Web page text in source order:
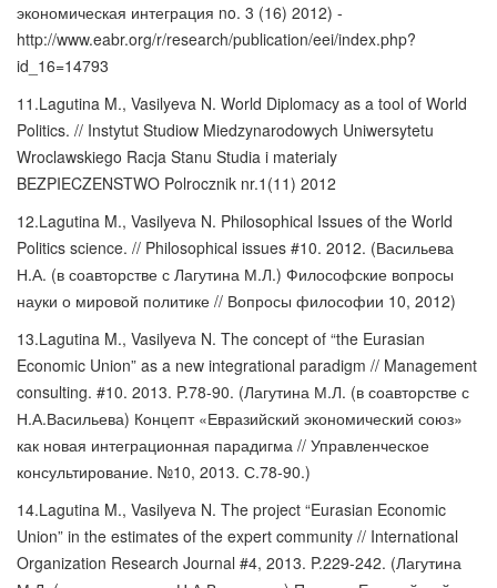
экономическая интеграция no. 3 (16) 2012) -
http://www.eabr.org/r/research/publication/eei/index.php?
id_16=14793
11.Lagutina M., Vasilyeva N. World Diplomacy as a tool of World
Politics. // Instytut Studiow Miedzynarodowych Uniwersytetu
Wroclawskiego Racja Stanu Studia i materialy
BEZPIECZENSTWO Polrocznik nr.1(11) 2012
12.Lagutina M., Vasilyeva N. Philosophical Issues of the World
Politics science. // Philosophical issues #10. 2012. (Васильева
Н.А. (в соавторстве с Лагутина М.Л.) Философские вопросы
науки о мировой политике // Вопросы философии 10, 2012)
13.Lagutina M., Vasilyeva N. The concept of “the Eurasian
Economic Union” as a new integrational paradigm // Management
consulting. #10. 2013. P.78-90. (Лагутина М.Л. (в соавторстве с
Н.А.Васильева) Концепт «Евразийский экономический союз»
как новая интеграционная парадигма // Управленческое
консультирование. №10, 2013. С.78-90.)
14.Lagutina M., Vasilyeva N. The project “Eurasian Economic
Union” in the estimates of the expert community // International
Organization Research Journal #4, 2013. P.229-242. (Лагутина